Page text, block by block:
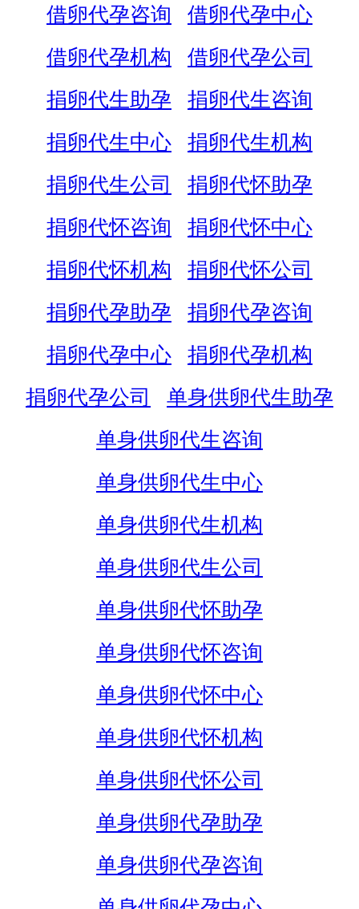
借卵代孕咨询
借卵代孕中心
借卵代孕机构
借卵代孕公司
捐卵代生助孕
捐卵代生咨询
捐卵代生中心
捐卵代生机构
捐卵代生公司
捐卵代怀助孕
捐卵代怀咨询
捐卵代怀中心
捐卵代怀机构
捐卵代怀公司
捐卵代孕助孕
捐卵代孕咨询
捐卵代孕中心
捐卵代孕机构
捐卵代孕公司
单身供卵代生助孕
单身供卵代生咨询
单身供卵代生中心
单身供卵代生机构
单身供卵代生公司
单身供卵代怀助孕
单身供卵代怀咨询
单身供卵代怀中心
单身供卵代怀机构
单身供卵代怀公司
单身供卵代孕助孕
单身供卵代孕咨询